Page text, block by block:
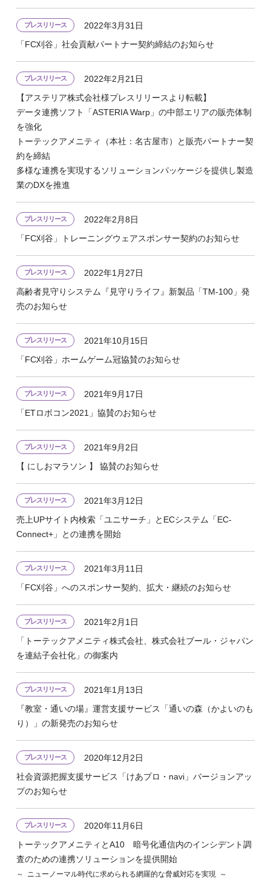
プレスリリース
2022年3月31日
「FC刈谷」社会貢献パートナー契約締結のお知らせ
プレスリリース
2022年2月21日
【アステリア株式会社様プレスリリースより転載】
データ連携ソフト「ASTERIA Warp」の中部エリアの販売体制
を強化
トーテックアメニティ（本社：名古屋市）と販売パートナー契
約を締結
多様な連携を実現するソリューションパッケージを提供し製造
業のDXを推進
プレスリリース
2022年2月8日
「FC刈谷」トレーニングウェアスポンサー契約のお知らせ
プレスリリース
2022年1月27日
高齢者見守りシステム『見守りライフ』新製品「TM-100」発
売のお知らせ
プレスリリース
2021年10月15日
「FC刈谷」ホームゲーム冠協賛のお知らせ
プレスリリース
2021年9月17日
「ETロボコン2021」協賛のお知らせ
プレスリリース
2021年9月2日
【 にしおマラソン 】 協賛のお知らせ
プレスリリース
2021年3月12日
売上UPサイト内検索「ユニサーチ」とECシステム「EC-
Connect+」との連携を開始
プレスリリース
2021年3月11日
「FC刈谷」へのスポンサー契約、拡大・継続のお知らせ
プレスリリース
2021年2月1日
「トーテックアメニティ株式会社、株式会社ブール・ジャパン
を連結子会社化」の御案内
プレスリリース
2021年1月13日
『教室・通いの場』運営支援サービス「通いの森（かよいのも
り）」の新発売のお知らせ
プレスリリース
2020年12月2日
社会資源把握支援サービス「けあプロ・navi」バージョンアッ
プのお知らせ
プレスリリース
2020年11月6日
トーテックアメニティとA10 暗号化通信内のインシデント調
査のための連携ソリューションを提供開始
～ ニューノーマル時代に求められる網羅的な脅威対応を実現 ～